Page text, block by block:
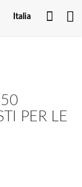
Italia
mio
PER LE